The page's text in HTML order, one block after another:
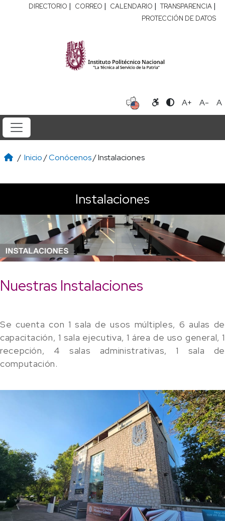
DIRECTORIO | CORREO | CALENDARIO | TRANSPARENCIA |
PROTECCIÓN DE DATOS
A+ A- A
/ Inicio/Conócenos/ Instalaciones
Instalaciones
Nuestras Instalaciones
Se cuenta con 1 sala de usos múltiples, 6 aulas de
capacitación, 1 sala ejecutiva, 1 área de uso general, 1
recepción, 4 salas administrativas, 1 sala de
computación.